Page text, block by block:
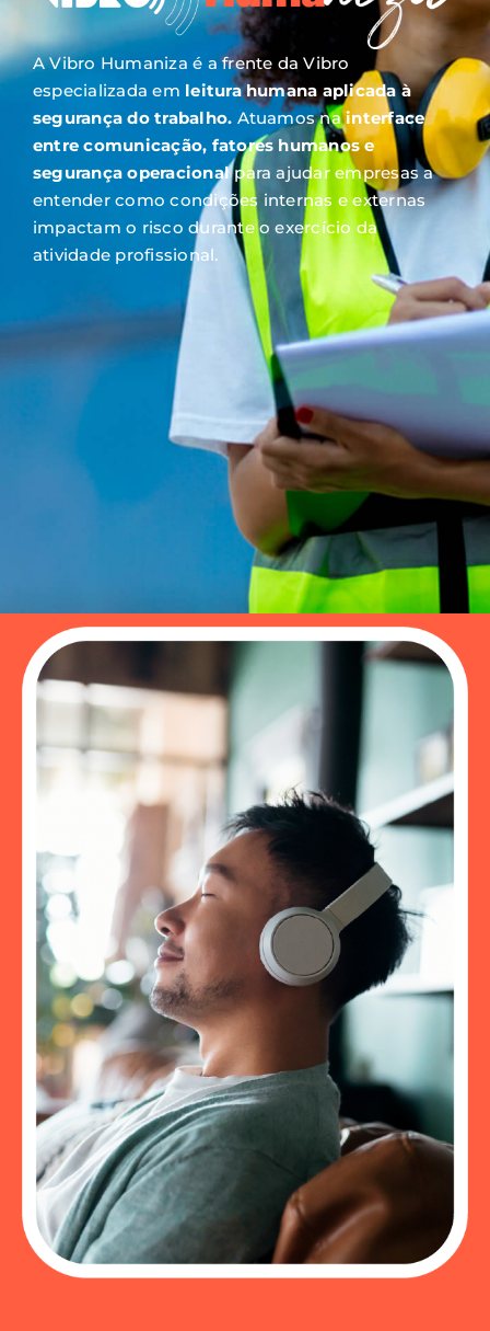
A Vibro Humaniza é a frente da Vibro
especializada em leitura humana aplicada à
segurança do trabalho. Atuamos nainterface
entre comunicação, fatores humanos e
segurança operacionalpara ajudar empresas a
entender como condições internas e externas
impactam o risco durante o exercício da
atividade profissional.